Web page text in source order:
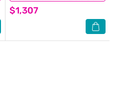
$1,307